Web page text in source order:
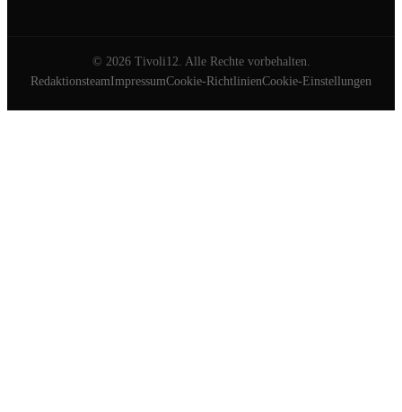
© 2026Tivoli12. Alle Rechte vorbehalten.
RedaktionsteamImpressumCookie-RichtlinienCookie-Einstellungen